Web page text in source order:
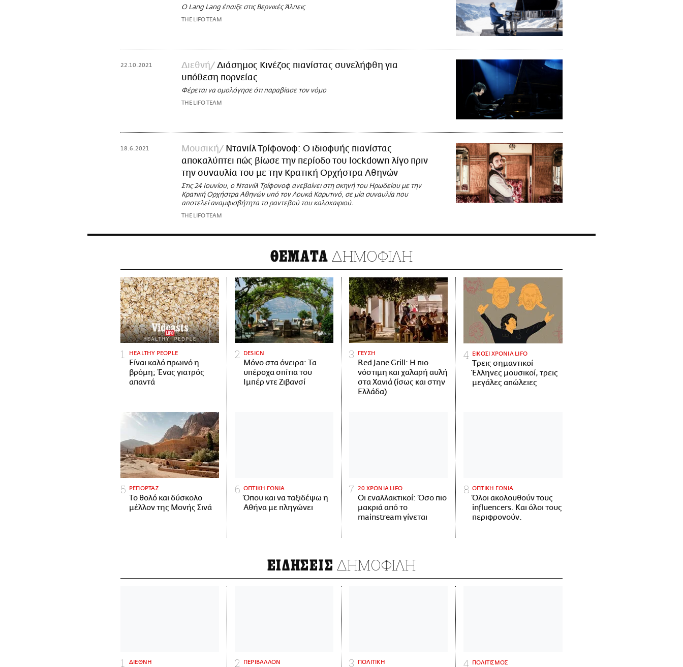
Ο Lang Lang έπαιξε στις Βερνικές Άλπεις
THE LIFO TEAM
22.10.2021 Διεθνή
Διάσημος Κινέζος πιανίστας συνελήφθη για
υπόθεση πορνείας
Φέρεται να ομολόγησε ότι παραβίασε τον νόμο
THE LIFO TEAM
18.6.2021 Μουσική
Ντανιίλ Τρίφονοφ: Ο ιδιοφυής πιανίστας
αποκαλύπτει πώς βίωσε την περίοδο του lockdown λίγο πριν
την συναυλία του με την Κρατική Ορχήστρα Αθηνών
Στις 24 Ιουνίου, ο Ντανιίλ Τρίφονοφ ανεβαίνει στη σκηνή του Ηρωδείου με την
Κρατική Ορχήστρα Αθηνών υπό τον Λουκά Καρυτινό, σε μία συναυλία που
αποτελεί αναμφισβήτητα το ραντεβού του καλοκαιριού.
THE LIFO TEAM
ΘΕΜΑΤΑ ΔΗΜΟΦΙΛΗ
HEALTHY PEOPLE
Είναι καλό πρωινό η
βρόμη; Ένας γιατρός
απαντά
DESIGN
Μόνο στα όνειρα: Τα
υπέροχα σπίτια του
Ιμπέρ ντε Ζιβανσί
ΓΕΥΣΗ
Red Jane Grill: Η πιο
νόστιμη και χαλαρή αυλή
στα Χανιά (ίσως και στην
Ελλάδα)
ΕΙΚΟΣΙ ΧΡΟΝΙΑ LIFO
Tρεις σημαντικοί
Έλληνες μουσικοί, τρεις
μεγάλες απώλειες
ΡΕΠΟΡΤΑΖ
Το θολό και δύσκολο
μέλλον της Μονής Σινά
ΟΠΤΙΚΗ ΓΩΝΙΑ
Όπου και να ταξιδέψω η
Αθήνα με πληγώνει
20 ΧΡΟΝΙΑ LIFO
Οι εναλλακτικοί: Όσο πιο
μακριά από το
mainstream γίνεται
ΟΠΤΙΚΗ ΓΩΝΙΑ
Όλοι ακολουθούν τους
influencers. Και όλοι τους
περιφρονούν.
ΕΙΔΗΣΕΙΣ ΔΗΜΟΦΙΛΗ
ΔΙΕΘΝΗ ΠΕΡΙΒΑΛΛΟΝ ΠΟΛΙΤΙΚΗ ΠΟΛΙΤΙΣΜΟΣ